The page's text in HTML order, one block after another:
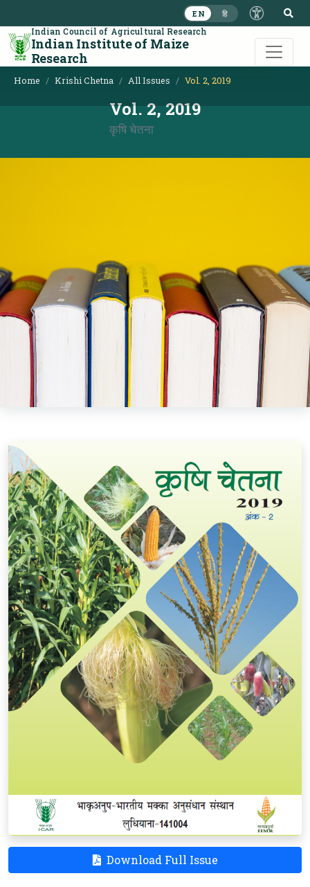
EN हि
Indian Council of Agricultural Research
Indian Institute of Maize
Research
Home Krishi Chetna All Issues Vol. 2, 2019
Vol. 2, 2019
कृषि चेतना
Download Full Issue(opens in new